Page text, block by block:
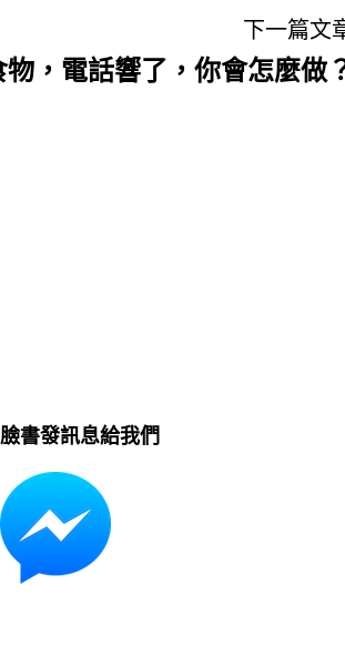
下一篇文
，電話響了，你會怎麼做
臉書發訊息給我們